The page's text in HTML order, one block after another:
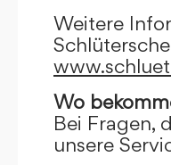
Weitere
Wo
Bei Fragen,
unsere